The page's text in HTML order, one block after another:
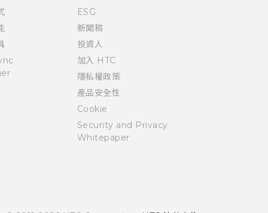
ESG
新聞稿
投資人
加入 HTC
隱私權政策
產品安全性
Cookie
Security and Privacy
Whitepaper